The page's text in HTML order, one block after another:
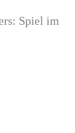
Spiel im